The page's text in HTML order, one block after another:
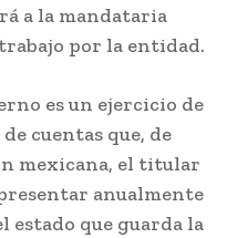
a la mandataria
por la entidad.
es un ejercicio de
cuentas que, de
mexicana, el titular
anualmente
estado que guarda la